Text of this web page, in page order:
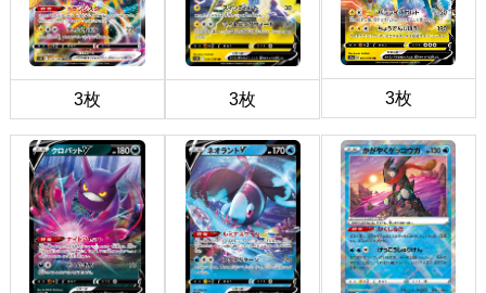
3枚 3枚 3枚